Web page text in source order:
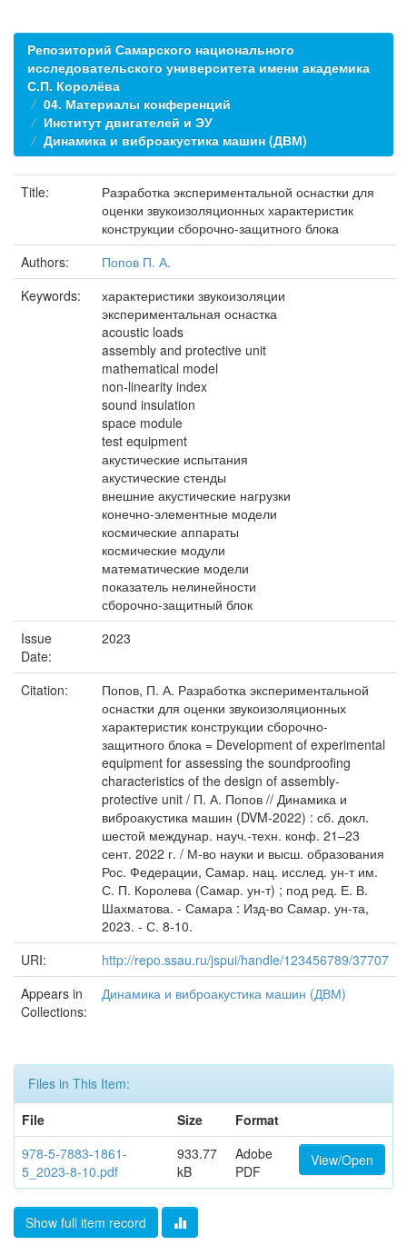
Репозиторий Самарского национального
исследовательского университета имени академика
С.П. Королёва
04. Материалы конференций
Институт двигателей и ЭУ
Динамика и виброакустика машин (ДВМ)
Title:
Разработка экспериментальной оснастки для
оценки звукоизоляционных характеристик
конструкции сборочно-защитного блока
Authors:
Попов П. А.
Keywords:
характеристики звукоизоляции
экспериментальная оснастка
acoustic loads
assembly and protective unit
mathematical model
non-linearity index
sound insulation
space module
test equipment
акустические испытания
акустические стенды
внешние акустические нагрузки
конечно-элементные модели
космические аппараты
космические модули
математические модели
показатель нелинейности
сборочно-защитный блок
Issue
Date:
2023
Citation:
Попов, П. А. Разработка экспериментальной
оснастки для оценки звукоизоляционных
характеристик конструкции сборочно-
защитного блока = Development of experimental
equipment for assessing the soundproofing
characteristics of the design of assembly-
protective unit / П. А. Попов // Динамика и
виброакустика машин (DVM-2022) : сб. докл.
шестой междунар. науч.-техн. конф. 21–23
сент. 2022 г. / М-во науки и высш. образования
Рос. Федерации, Самар. нац. исслед. ун-т им.
С. П. Королева (Самар. ун-т) ; под ред. Е. В.
Шахматова. - Самара : Изд-во Самар. ун-та,
2023. - С. 8-10.
URI:
http://repo.ssau.ru/jspui/handle/123456789/37707
Appears in
Collections:
Динамика и виброакустика машин (ДВМ)
Files in This Item:
File
Size
Format
978-5-7883-1861-
5_2023-8-10.pdf
933.77
kB
Adobe
PDF
View/Open
Show full item record